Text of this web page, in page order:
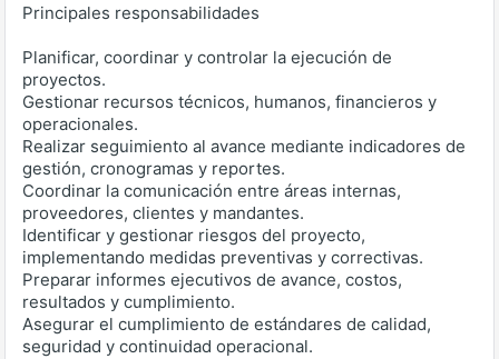
Principales responsabilidades
Planificar, coordinar y controlar la ejecución de
proyectos.
Gestionar recursos técnicos, humanos, financieros y
operacionales.
Realizar seguimiento al avance mediante indicadores de
gestión, cronogramas y reportes.
Coordinar la comunicación entre áreas internas,
proveedores, clientes y mandantes.
Identificar y gestionar riesgos del proyecto,
implementando medidas preventivas y correctivas.
Preparar informes ejecutivos de avance, costos,
resultados y cumplimiento.
Asegurar el cumplimiento de estándares de calidad,
seguridad y continuidad operacional.